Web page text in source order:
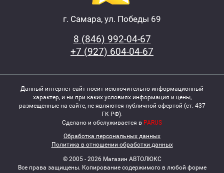
г. Самара, ул. Победы 69
8 (846) 992-04-67
+7 (927) 604-04-67
Данный интернет-сайт носит исключительно информационный
характер, и ни при каких условиях информация и цены,
размещенные на сайте, не являются публичной офертой (ст. 437
ГК РФ).
Сделано и обслуживается в PARUS
Обработка персональных данных
Политика в отношении обработки данных
© 2005 - 2026 Магазин АВТОЛЮКС
Все права защищены. Копирование содержимого в любой форме